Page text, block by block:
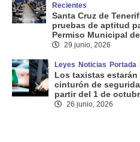
Recientes
Santa Cruz de
pruebas de aptitud
Permiso Municipal
29 junio, 2026
Leyes Noticias Portada
Los taxistas
cinturón de
partir del 1 de
26 junio, 2026